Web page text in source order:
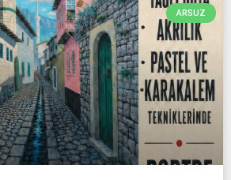
ARSUZ